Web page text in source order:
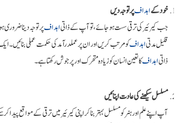
خود کےاہدافپر توجہ دیں
جب کیرئیر کی ترقی سست ہو جائے، تو آپ کے ذاتیاہدافپر توجہ دینا
قلیل مدتیاہدافکو مرتب کریں اور ان پر عملدرآمد کی حکمت عملی بنائیں۔
ذاتیاہدافکا تعین انسان کو زیادہ متحرک اور پرجوش رکھتا ہے۔
مسلسل سیکھنے کی عادت اپنائیں
آپ اپنے علم اور ہنر کو مسلسل بہتر بنا کر اپنی کیرئیر میں ترقی کے مواقع پیدا